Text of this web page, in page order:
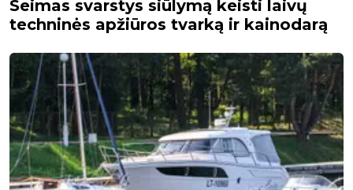
Seimas svarstys siūlymą keisti laivų
techninės apžiūros tvarką ir kainodarą